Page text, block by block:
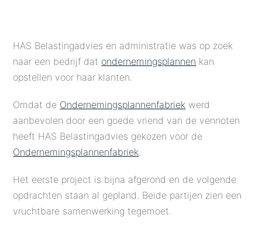
HAS Belastingadvies en administratie was op zoek
naar een bedrijf dat ondernemingsplannen kan
opstellen voor haar klanten.
Omdat de Ondernemingsplannenfabriek werd
aanbevolen door een goede vriend van de vennoten
heeft HAS Belastingadvies gekozen voor de
Ondernemingsplannenfabriek.
Het eerste project is bijna afgerond en de volgende
opdrachten staan al gepland. Beide partijen zien een
vruchtbare samenwerking tegemoet.